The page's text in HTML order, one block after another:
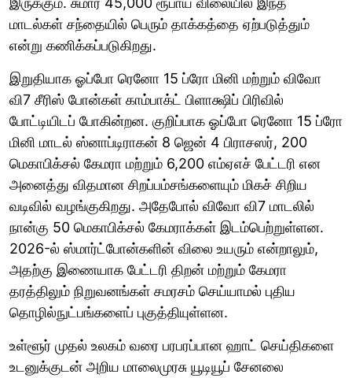
மாடல்கள் சந்தையில் பெரும் தாக்கத்தை ஏற்படுத்தும்
என்று கணிக்கப்படுகிறது.
இறுதியாக ஓப்போ ரெனோ 15 ப்ரோ மினி மற்றும் விவோ
வி7 சீரிஸ் போன்கள் காம்பாக்ட் பிளாக்ஷிப் பிரிவில்
போட்டியிடப் போகின்றன. குறிப்பாக ஓப்போ ரெனோ 15 ப்ரோ
மினி மாடல் ஸ்னாப்டிராகன் 8 ஜென் 4 பிராசஸர், 200
மெகாபிக்சல் கேமரா மற்றும் 6,200 எம்ஏஎச் பேட்டரி என
அனைத்து விதமான சிறப்பம்சங்களையும் மிகச் சிறிய
வடிவில் வழங்குகிறது. அதேபோல் விவோ வி7 மாடலில்
நான்கு 50 மெகாபிக்சல் கேமராக்கள் இடம்பெற்றுள்ளன.
2026-ல் ஸ்மார்ட்போன்களின் விலை உயரும் என்றாலும்,
அதற்கு இணையாக பேட்டரி திறன் மற்றும் கேமரா
தரத்திலும் நிறுவனங்கள் சமரசம் செய்யாமல் புதிய
தொழில்நுட்பங்களைப் புகுத்தியுள்ளன.
உள்ளூர் முதல் உலகம் வரை பரபரப்பான ஹாட் செய்திகளை
உடனுக்குடன் அறிய மாலைமுரசு யூடியூப் சேனலை